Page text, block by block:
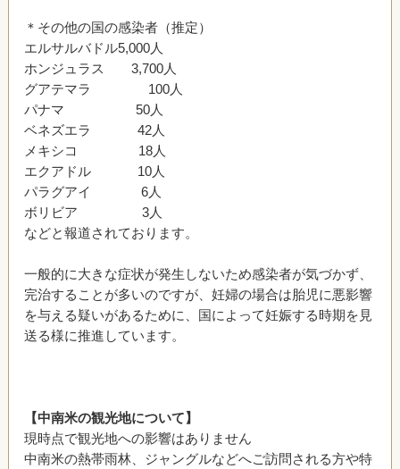
＊その他の国の感染者（推定）
エルサルバドル5,000人
ホンジュラス 3,700人
グアテマラ 100人
パナマ 50人
ベネズエラ 42人
メキシコ 18人
エクアドル 10人
パラグアイ 6人
ボリビア 3人
などと報道されております。
一般的に大きな症状が発生しないため感染者が気づかず、
完治することが多いのですが、妊婦の場合は胎児に悪影響
を与える疑いがあるために、国によって妊娠する時期を見
送る様に推進しています。
【中南米の観光地について】
現時点で観光地への影響はありません
中南米の熱帯雨林、ジャングルなどへご訪問される方や特